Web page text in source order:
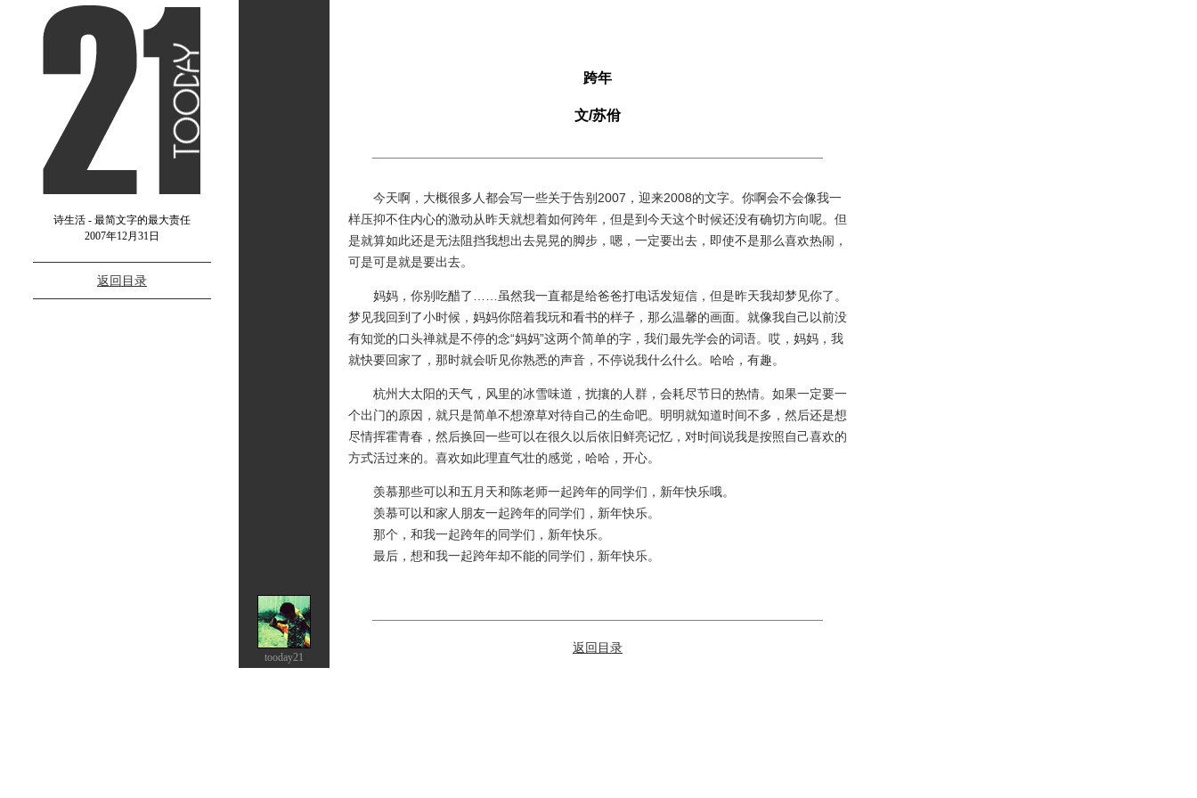
诗生活 - 最简文字的最大责任
2007年12月31日
返回目录
tooday21
跨年
文/苏佾
今天啊，大概很多人都会写一些关于告别2007，迎来2008的文字。你啊会不会像我一
样压抑不住内心的激动从昨天就想着如何跨年，但是到今天这个时候还没有确切方向呢。但
是就算如此还是无法阻挡我想出去晃晃的脚步，嗯，一定要出去，即使不是那么喜欢热闹，
可是可是就是要出去。
妈妈，你别吃醋了……虽然我一直都是给爸爸打电话发短信，但是昨天我却梦见你了。
梦见我回到了小时候，妈妈你陪着我玩和看书的样子，那么温馨的画面。就像我自己以前没
有知觉的口头禅就是不停的念“妈妈”这两个简单的字，我们最先学会的词语。哎，妈妈，我
就快要回家了，那时就会听见你熟悉的声音，不停说我什么什么。哈哈，有趣。
杭州大太阳的天气，风里的冰雪味道，扰攘的人群，会耗尽节日的热情。如果一定要一
个出门的原因，就只是简单不想潦草对待自己的生命吧。明明就知道时间不多，然后还是想
尽情挥霍青春，然后换回一些可以在很久以后依旧鲜亮记忆，对时间说我是按照自己喜欢的
方式活过来的。喜欢如此理直气壮的感觉，哈哈，开心。
羡慕那些可以和五月天和陈老师一起跨年的同学们，新年快乐哦。
羡慕可以和家人朋友一起跨年的同学们，新年快乐。
那个，和我一起跨年的同学们，新年快乐。
最后，想和我一起跨年却不能的同学们，新年快乐。
返回目录